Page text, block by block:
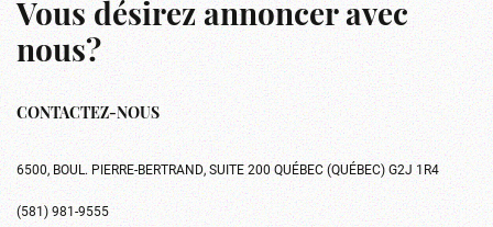
Vous désirez annoncer avec
nous?
CONTACTEZ-NOUS
6500, BOUL. PIERRE-BERTRAND, SUITE 200 QUÉBEC (QUÉBEC) G2J 1R4
(581) 981-9555